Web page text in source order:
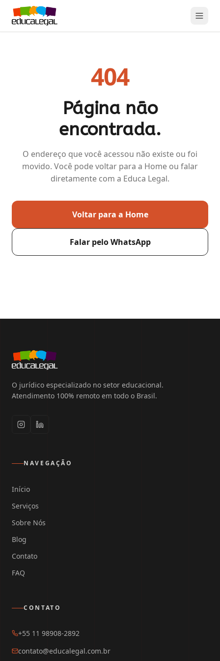
404
Página não
encontrada.
O endereço que você acessou não existe ou foi
movido. Você pode voltar para a Home ou falar
diretamente com a Educa Legal.
Voltar para a Home
Falar pelo WhatsApp
O jurídico especializado no setor educacional.
Atendimento 100% remoto em todo o Brasil.
NAVEGAÇÃO
Início
Serviços
Sobre Nós
Blog
Contato
FAQ
CONTATO
+55 11 98908-2892
contato@educalegal.com.br